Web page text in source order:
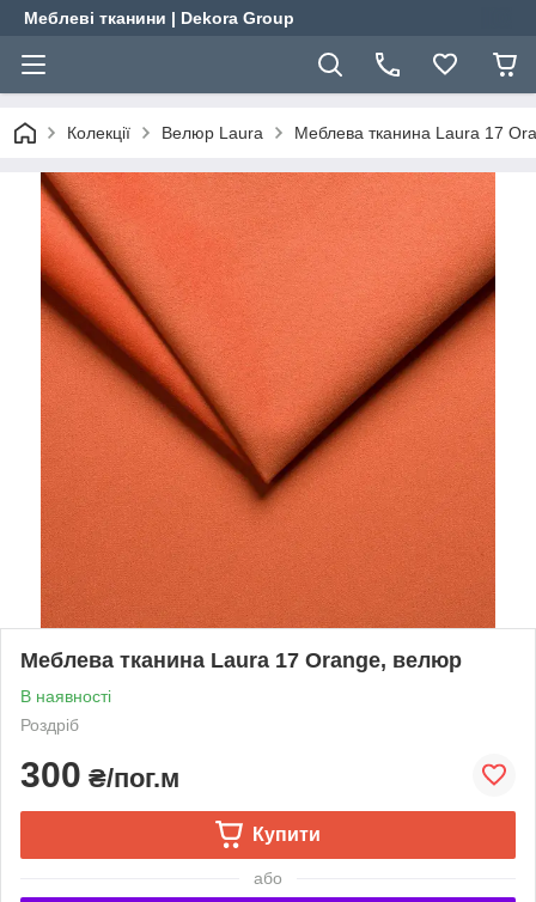
Меблеві тканини | Dekora Group
Колекції Велюр Laura Меблева тканина Laura 17
Меблева тканина Laura 17 Orange, велюр
В наявності
Роздріб
300 ₴/пог.м
Купити
або